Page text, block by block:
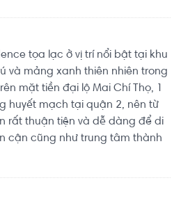
tọa lạc ở vị trí nổi bật tại khu
và mảng xanh thiên nhiên trong
mặt tiền đại lộ Mai Chí Thọ, 1
huyết mạch tại quận 2, nên từ
rất thuận tiện và dễ dàng để di
cận cũng như trung tâm thành